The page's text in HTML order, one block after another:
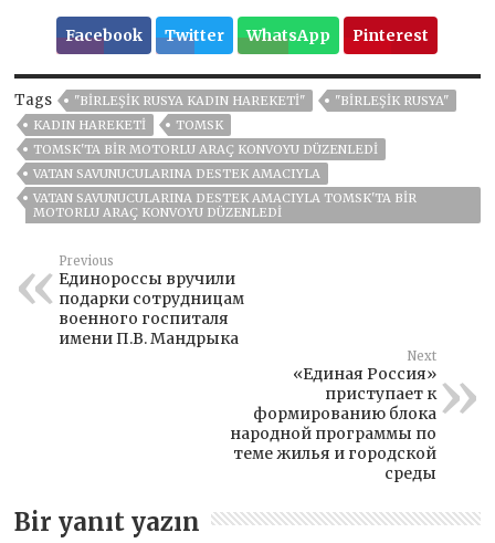
Facebook Twitter WhatsApp Pinterest
Tags "BIRLEŞIK RUSYA KADIN HAREKETI"
"BIRLEŞIK RUSYA"
KADIN HAREKETI
TOMSK
TOMSK'TA BIR MOTORLU ARAÇ KONVOYU DÜZENLEDI
VATAN SAVUNUCULARINA DESTEK AMACIYLA
VATAN SAVUNUCULARINA DESTEK AMACIYLA TOMSK'TA BIR
MOTORLU ARAÇ KONVOYU DÜZENLEDI
Previous
Единороссы вручили
подарки сотрудницам
военного госпиталя
имени П.В. Мандрыка
Next
«Единая Россия»
приступает к
формированию блока
народной программы по
теме жилья и городской
среды
Bir yanıt yazın